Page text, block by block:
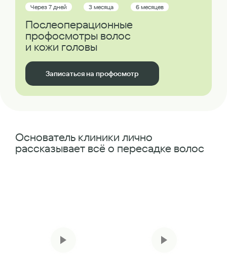
Через 7 дней 3 месяца 6 месяцев
Послеоперационные
профосмотры волос
и кожи головы
Записаться на профосмотр
Основатель клиники лично
рассказывает всё о пересадке волос